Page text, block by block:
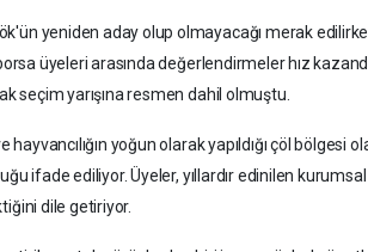
yeniden aday olup olmayacağı merak
üyeleri arasında değerlendirmeler hız
seçim yarışına resmen dahil olmuştu.
hayvancılığın yoğun olarak yapıldığı çöl
ifade ediliyor. Üyeler, yıllardır edinilen
dile getiriyor.